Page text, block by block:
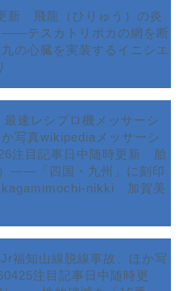
新 飛龍（ひりゅう）の炎
――テスカトリポカの網を断
の心臓を実装するイニシエ
速レシプロ機メッサーシ
写真wikipediaメッサーシ
注目記事日中随時更新 胎
――「四国・九州」に刻印
kagamimochi-nikki 加賀美
福知山線脱線事故、ほか写
注目記事日中随時更